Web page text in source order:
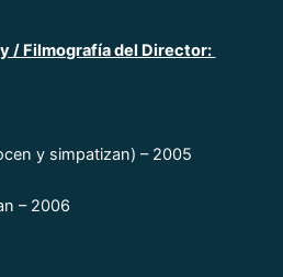
/ Filmografía del Director:
y simpatizan) – 2005
– 2006